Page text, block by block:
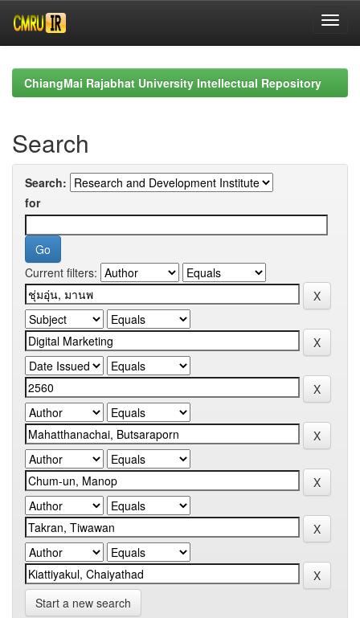
navigationChiangMai Rajabhat University Intellectual Repository
Search
Search:
for
Current filters:
Start a new search